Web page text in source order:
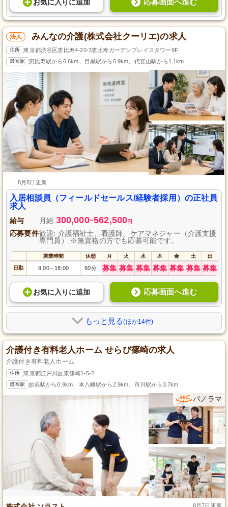
お気に入り に追加 応募画面へ進む
法人 みんなの介護(株式会社クーリエ)の求人
住所 東京都渋谷区恵比寿4-20-3恵比寿ガーデンプレイスタワー9F
最寄駅 恵比寿駅から0.6km、目黒駅から0.9km、代官山駅から1.1km
8月8日更新
入居相談員（フィールドセールス/経験者採用）の正社員
求人
給与 月給 300,000~562,500円
応募要件歓迎: 介護福祉士、看護師、ケアマネジャー（介護支援
専門員） ※無資格の方でも応募可能です。
就業時間 休憩 月 火 水 木 金 土 日
日勤 9:00～ 18:00 60分 募集 募集 募集 募集 募集 募集 募集
お気に入り に追加 応募画面へ進む
もっと見る(ほか14件)
介護付き有料老人ホーム せらび篠崎の求人
介護付き有料老人ホーム
住所 東京都江戸川区東篠崎1-5-2
最寄駅 妙典駅から0.9km、本八幡駅から2.9km、市川駅から3.7km
パノラマ
8月7日更新